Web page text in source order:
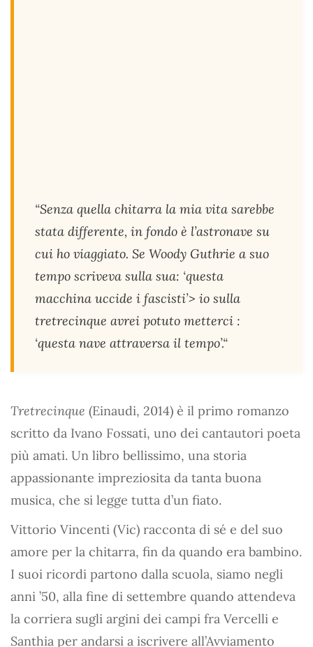
“Senza quella chitarra la mia vita sarebbe
stata differente, in fondo è l’astronave su
cui ho viaggiato. Se Woody Guthrie a suo
tempo scriveva sulla sua: ‘questa
macchina uccide i fascisti’> io sulla
tretrecinque avrei potuto metterci :
‘questa nave attraversa il tempo’.“
Tretrecinque (Einaudi, 2014) è il primo romanzo
scritto da Ivano Fossati, uno dei cantautori poeta
più amati. Un libro bellissimo, una storia
appassionante impreziosita da tanta buona
musica, che si legge tutta d’un fiato.
Vittorio Vincenti (Vic) racconta di sé e del suo
amore per la chitarra, fin da quando era bambino.
I suoi ricordi partono dalla scuola, siamo negli
anni ’50, alla fine di settembre quando attendeva
la corriera sugli argini dei campi fra Vercelli e
Santhia per andarsi a iscrivere all’Avviamento